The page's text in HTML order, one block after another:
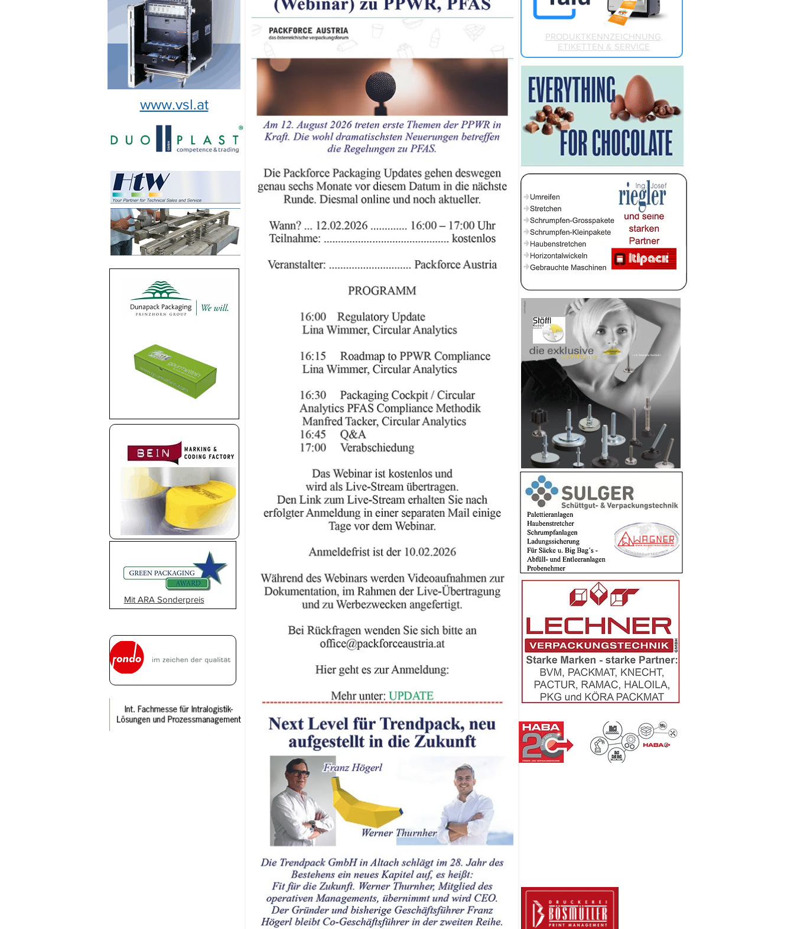
www.vsl.at
Mit ARA Sonderpreis
PRODUKTKENNZEICHNUNG,
ETIKETTEN & SERVICE